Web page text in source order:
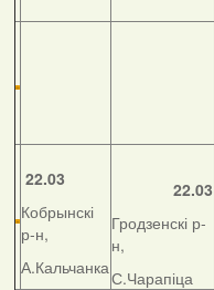
22.03
Кобрынскі
р-н,
А.Кальчанка
22.03
Гродзенскі р-
н,
С.Чарапіца